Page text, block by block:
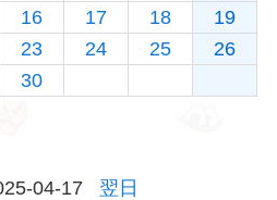
16 17 18
19
23 24 25
26
30
04-17 翌日